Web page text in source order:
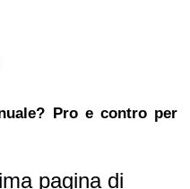
Pro e contro per
pagina di